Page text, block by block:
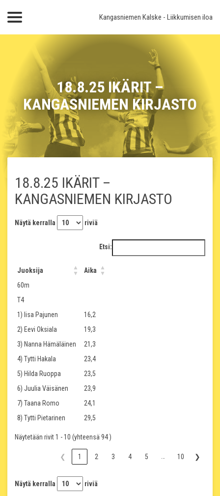
Kangasniemen Kalske - Liikkumisen iloa
18.8.25 IKÄRIT –
KANGASNIEMEN KIRJASTO
18.8.25 IKÄRIT –
KANGASNIEMEN KIRJASTO
Näytä kerralla riviä
Etsi:
Juoksija
Aika
60m
T4
1) Iisa Pajunen
16,2
2) Eevi Oksiala
19,3
3) Nanna Hämäläinen
21,3
4) Tytti Hakala
23,4
5) Hilda Ruoppa
23,5
6) Juulia Väisänen
23,9
7) Taana Romo
24,1
8) Tytti Pietarinen
29,5
Näytetään rivit 1 - 10 (yhteensä 94 )
❮ 1 2 3 4 5 10 ❯
Näytä kerralla riviä